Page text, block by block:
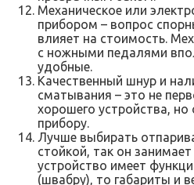
Механическое или
прибором – вопрос
влияет на стоимость.
с ножными педалями
удобные.
Качественный шнур и
сматывания – это не
хорошего устройства,
прибору.
Лучше выбирать
стойкой, так он
устройство имеет
(швабру), то габариты и